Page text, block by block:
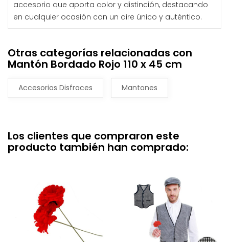
accesorio que aporta color y distinción, destacando
en cualquier ocasión con un aire único y auténtico.
Otras categorías relacionadas con
Mantón Bordado Rojo 110 x 45 cm
Accesorios Disfraces Mantones
Los clientes que compraron este
producto también han comprado: